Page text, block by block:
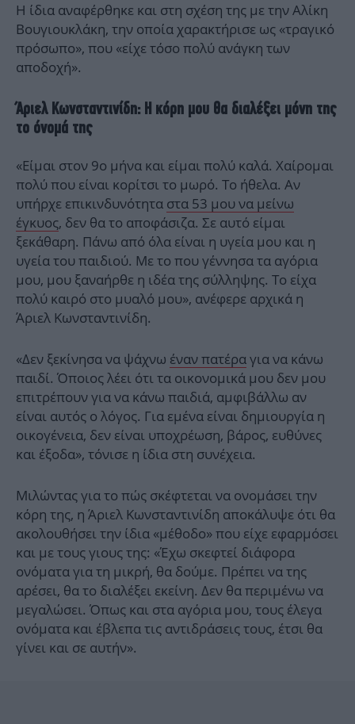
Η ίδια αναφέρθηκε και στη σχέση της με την Αλίκη
Βουγιουκλάκη, την οποία χαρακτήρισε ως «τραγικό
πρόσωπο», που «είχε τόσο πολύ ανάγκη των
αποδοχή».
Άριελ Κωνσταντινίδη: Η κόρη μου θα διαλέξει μόνη της
το όνομά της
«Είμαι στον 9ο μήνα και είμαι πολύ καλά. Χαίρομαι
πολύ που είναι κορίτσι το μωρό. Το ήθελα. Αν
υπήρχε επικινδυνότητα στα 53 μου να μείνω
έγκυος, δεν θα το αποφάσιζα. Σε αυτό είμαι
ξεκάθαρη. Πάνω από όλα είναι η υγεία μου και η
υγεία του παιδιού. Με το που γέννησα τα αγόρια
μου, μου ξαναήρθε η ιδέα της σύλληψης. Το είχα
πολύ καιρό στο μυαλό μου», ανέφερε αρχικά η
Άριελ Κωνσταντινίδη.
«Δεν ξεκίνησα να ψάχνω έναν πατέραγια να κάνω
παιδί. Όποιος λέει ότι τα οικονομικά μου δεν μου
επιτρέπουν για να κάνω παιδιά, αμφιβάλλω αν
είναι αυτός ο λόγος. Για εμένα είναι δημιουργία η
οικογένεια, δεν είναι υποχρέωση, βάρος, ευθύνες
και έξοδα», τόνισε η ίδια στη συνέχεια.
Μιλώντας για το πώς σκέφτεται να ονομάσει την
κόρη της, η Άριελ Κωνσταντινίδη αποκάλυψε ότι θα
ακολουθήσει την ίδια «μέθοδο» που είχε εφαρμόσει
και με τους γιους της: «Έχω σκεφτεί διάφορα
ονόματα για τη μικρή, θα δούμε. Πρέπει να της
αρέσει, θα το διαλέξει εκείνη. Δεν θα περιμένω να
μεγαλώσει. Όπως και στα αγόρια μου, τους έλεγα
ονόματα και έβλεπα τις αντιδράσεις τους, έτσι θα
γίνει και σε αυτήν».